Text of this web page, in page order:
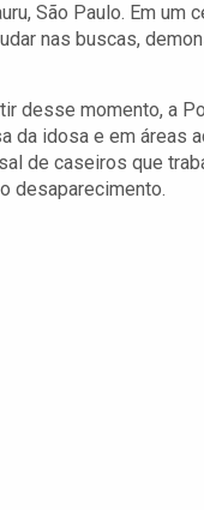
São Paulo. Em um
nas buscas,
desse momento, a
da idosa e em áreas
de caseiros que
desaparecimento.